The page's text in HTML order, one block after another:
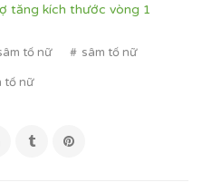
tăng kích thước vòng 1
tố nữ sâm tố nữ
tố nữ